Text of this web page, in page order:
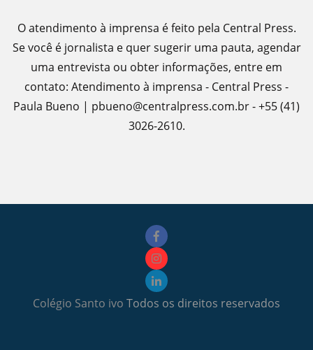
O atendimento à imprensa é feito pela Central Press.
Se você é jornalista e quer sugerir uma pauta, agendar
uma entrevista ou obter informações, entre em
contato: Atendimento à imprensa - Central Press -
Paula Bueno | pbueno@centralpress.com.br - +55 (41)
3026-2610.
Colégio Santo ivo Todos os direitos reservados